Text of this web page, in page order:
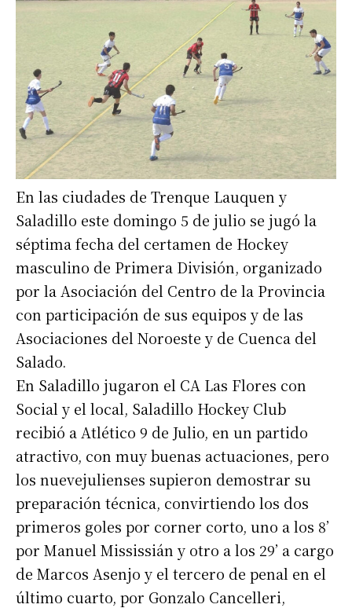
En las ciudades de Trenque Lauquen y
Saladillo este domingo 5 de julio se jugó la
séptima fecha del certamen de Hockey
masculino de Primera División, organizado
por la Asociación del Centro de la Provincia
con participación de sus equipos y de las
Asociaciones del Noroeste y de Cuenca del
Salado.
En Saladillo jugaron el CA Las Flores con
Social y el local, Saladillo Hockey Club
recibió a Atlético 9 de Julio, en un partido
atractivo, con muy buenas actuaciones, pero
los nuevejulienses supieron demostrar su
preparación técnica, convirtiendo los dos
primeros goles por corner corto, uno a los 8’
por Manuel Mississián y otro a los 29’ a cargo
de Marcos Asenjo y el tercero de penal en el
último cuarto, por Gonzalo Cancelleri,